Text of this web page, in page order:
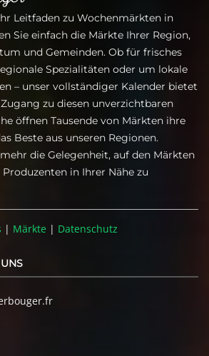
Leitfaden zu Wochenmärkten in
Sie einfach die Märkte Ihrer Region,
und Gemeinden. Ob für frisches
Spezialitäten oder um lokale
– unser vollständiger Kalender bietet
zu diesen unverzichtbaren
öffnen Tausende von Märkten ihre
Beste aus unseren Regionen.
die Gelegenheit, auf den Märkten
in Ihrer Nähe zu
| Märkte | Datenschutz